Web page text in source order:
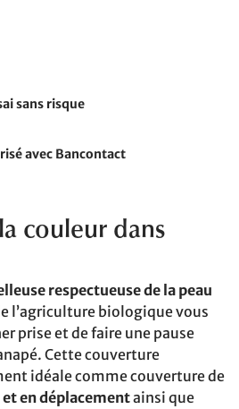
sans risque
avec Bancontact
couleur dans
respectueuse de la peau
l’agriculture biologique vous
prise et de faire une pause
Cette couverture
idéale comme couverture de
en déplacementainsi que